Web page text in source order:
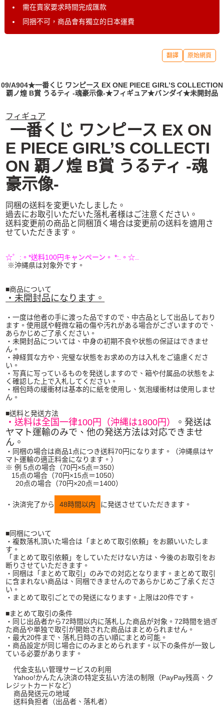
需在賣家要求時間完成匯款
同捆不可，商品會有獨立的日本運費
翻譯 原始網頁
09/A904★一番くじ ワンピース EX ONE PIECE GIRL’S COLLECTION
覇ノ煌 B賞 うるティ -魂豪示像-★フィギュア★バンダイ★未開封品
フィギュア
一番くじ ワンピース EX ON
E PIECE GIRL’S COLLECTI
ON 覇ノ煌 B賞 うるティ -魂
豪示像-
同梱の送料を変更いたしました。
過去にお取引いただいた落札者様はご注意ください。
送料変更前の商品と同梱頂く場合は変更前の送料を適用さ
せていただきます。
☆゜:。*送料100円キャンペーン。 *:.。☆..
※沖縄県は対象外です。
■商品について
・未開封品になります。
・一度は他者の手に渡った品ですので、中古品として出品しており
ます。使用感や軽微な箱の傷や汚れがある場合がございますので、
あらかじめご了承ください。
・未開封品については、中身の初期不良や状態の保証はできませ
ん。
・神経質な方や、完璧な状態をお求めの方は入札をご遠慮くださ
い。
・写真に写っているものを発送しますので、箱や付属品の状態をよ
く確認した上で入札してください。
・梱包時の緩衝材は基本的に紙を使用し、気泡緩衝材は使用しませ
ん。
■送料と発送方法
・送料は全国一律100円（沖縄は1800円）
。発送は
ヤマト運輸のみで、他の発送方法は対応できませ
ん。
・同梱の場合は商品1点につき送料70円になります。（沖縄県はヤ
マト運輸の適正料金になります。）
※ 例 5点の場合（70円×5点＝350）
15点の場合（70円×15点＝1050）
20点の場合（70円×20点＝1400）
・決済完了から 48時間以内 に発送させていただきます。
■同梱について
・複数落札頂いた場合は「まとめて取引依頼」をお願いいたしま
す。
「まとめて取引依頼」をしていただけない方は、今後のお取引をお
断りさせていただきます。
・同梱は「まとめて取引」のみでの対応となります。まとめて取引
に含まれない商品は、同梱できませんのであらかじめご了承くださ
い。
・まとめて取引ごとでの発送になります。上限は20件です。
■まとめて取引の条件
・同じ出品者から72時間以内に落札した商品が対象。72時間を過ぎ
た商品や単独で取引が開始された商品はまとめられません。
・最大20件まで、落札日時の古い順にまとめ可能。
・商品設定が同じ場合にのみまとめられます。以下の条件が一致し
ている必要があります。
代金支払い管理サービスの利用
Yahoo!かんたん決済の特定支払い方法の制限（PayPay残高、ク
レジットカードなど）
商品発送元の地域
送料負担者（出品者、落札者）